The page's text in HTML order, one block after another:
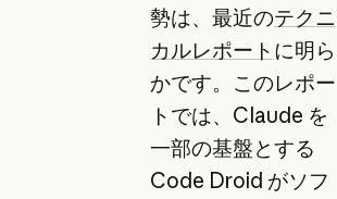
勢は、最近のテクニ
カルレポート に明ら
かです。このレポー
トでは、Claude を
一部の基盤とする
Code Droid がソフ